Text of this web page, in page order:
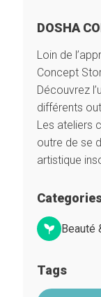
DOSHA
Loin de
Concept
Découvrez
différents
Les ateliers
outre de se
artistique
Beauté
Tags